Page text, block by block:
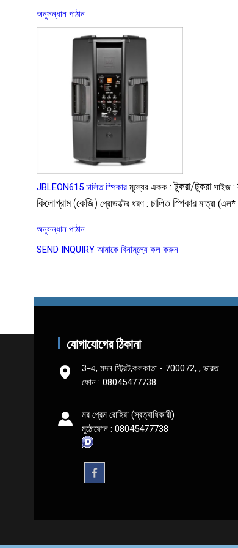
অনুসন্ধান পাঠান
JBLEON615 চালিত স্পিকার মূল্যের একক : টুকরা/টুকরা সাইজ :
কিলোগ্রাম (কেজি) প্রোডাক্টের ধরণ : চালিত স্পিকার মাত্রা
অনুসন্ধান পাঠান
SEND INQUIRY আমাকে বিনামূল্যে কল করুন
যোগাযোগের ঠিকানা
3-এ, মদন স্ট্রিট,কলকাতা - 700072, , ভারত
ফোন : 08045477738
মর প্রেম রোহিরা (স্বত্বাধিকারী)
মুঠোফোন : 08045477738